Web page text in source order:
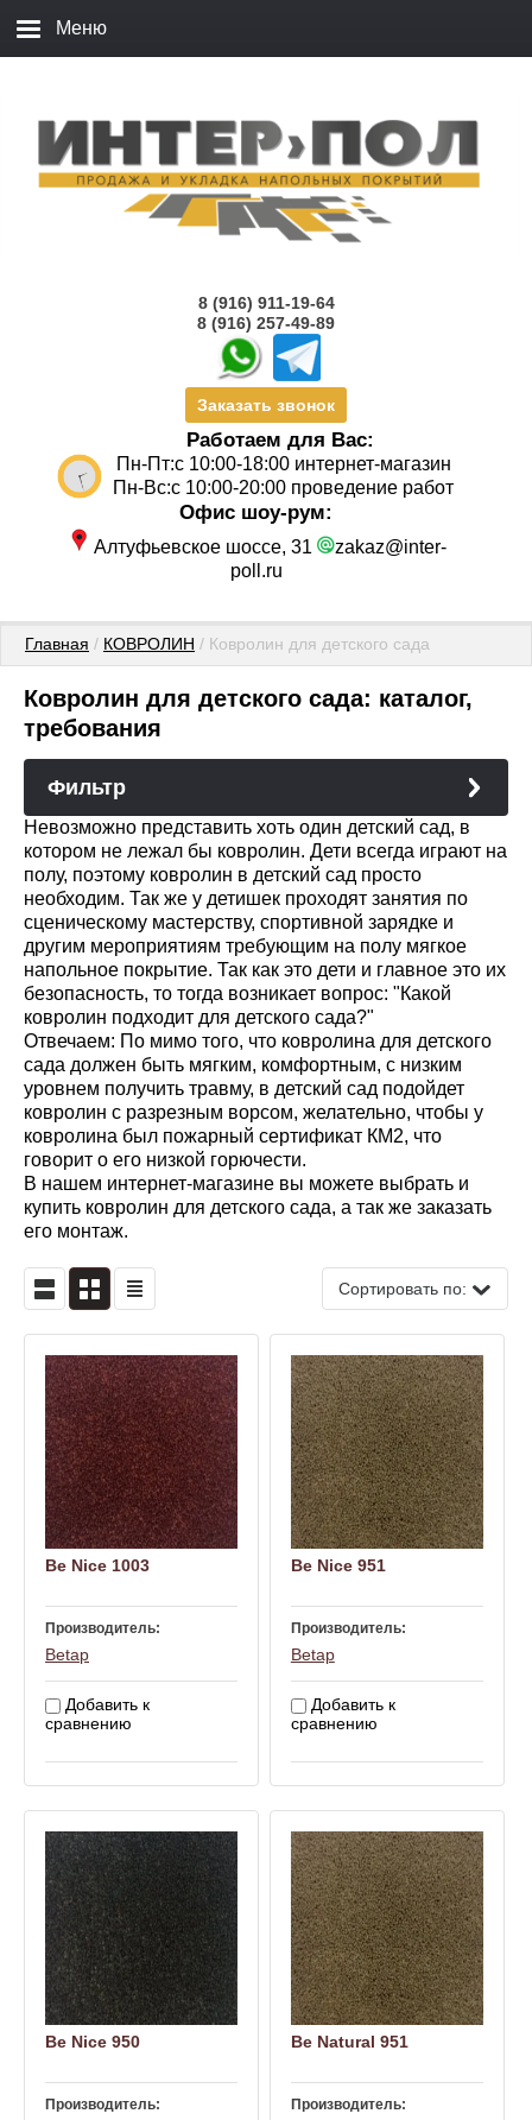
8 (916) 911-19-64
8 (916) 257-49-89
Заказать звонок
Работаем для Вас:
Пн-Пт:с 10:00-18:00 интернет-магазин
Пн-Вс:с 10:00-20:00 проведение работ
Офис шоу-рум:
Алтуфьевское шоссе, 31
zakaz@inter-
poll.ru
Главная / КОВРОЛИН / Ковролин для детского сада
Ковролин для детского сада: каталог,
требования
Фильтр
Невозможно представить хоть один детский сад, в
котором не лежал бы ковролин. Дети всегда играют на
полу, поэтому ковролин в детский сад просто
необходим. Так же у детишек проходят занятия по
сценическому мастерству, спортивной зарядке и
другим мероприятиям требующим на полу мягкое
напольное покрытие. Так как это дети и главное это их
безопасность, то тогда возникает вопрос: "Какой
ковролин подходит для детского сада?"
Отвечаем: По мимо того, что ковролина для детского
сада должен быть мягким, комфортным, с низким
уровнем получить травму, в детский сад подойдет
ковролин с разрезным ворсом, желательно, чтобы у
ковролина был пожарный сертификат КМ2, что
говорит о его низкой горючести.
В нашем интернет-магазине вы можете выбрать и
купить ковролин для детского сада, а так же заказать
его монтаж.
Сортировать по:
Be Nice 1003
Производитель:
Betap
Добавить к
сравнению
Be Nice 951
Производитель:
Betap
Добавить к
сравнению
Be Nice 950
Производитель:
Be Natural 951
Производитель: